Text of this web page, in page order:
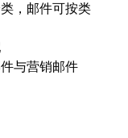
，邮件可按类
与营销邮件